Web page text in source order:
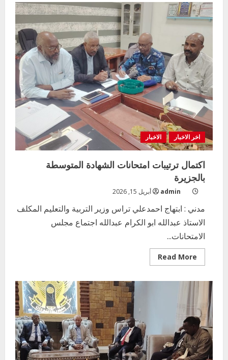
التربية
والتعليم
بالولاية
اكتمال
كافة
الترتيبات
والاستعدادات
لإنطلاقة
امتحانات
الشهادة
الابتدائية
اخر الاخبار الاخبار
اكتمال ترتيبات امتحانات الشهادة المتوسطة
بالجزيرة
admin أبريل 15, 2026
مدني : ابتهاج احمدعلي تراس وزير التربية والتعليم المكلف
الاستاذ عبدالله ابو الكرام عبدالله اجتماع مجلس
الامتحانات...
Read More
more
امتحانات
المتوسطة
بالجزيرة